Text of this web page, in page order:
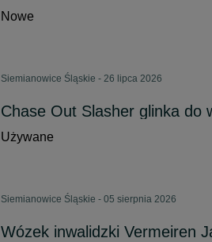
Nowe
Siemianowice Śląskie - 26 lipca 2026
Chase Out Slasher glinka do
Używane
Siemianowice Śląskie - 05 sierpnia 2026
Wózek inwalidzki Vermeiren